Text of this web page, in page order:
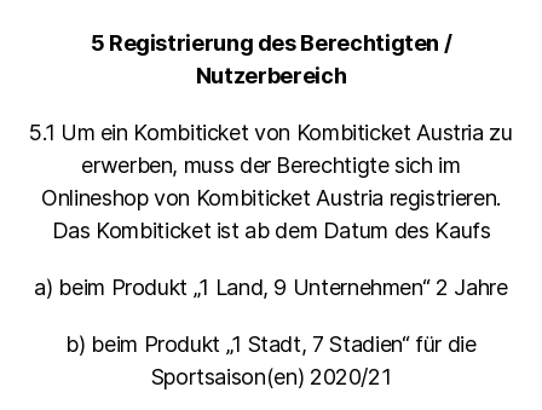
5 Registrierung des Berechtigten /
Nutzerbereich
5.1 Um ein Kombiticket von Kombiticket Austria zu
erwerben, muss der Berechtigte sich im
Onlineshop von Kombiticket Austria registrieren.
Das Kombiticket ist ab dem Datum des Kaufs
a) beim Produkt „1 Land, 9 Unternehmen“ 2 Jahre
b) beim Produkt „1 Stadt, 7 Stadien“ für die
Sportsaison(en) 2020/21